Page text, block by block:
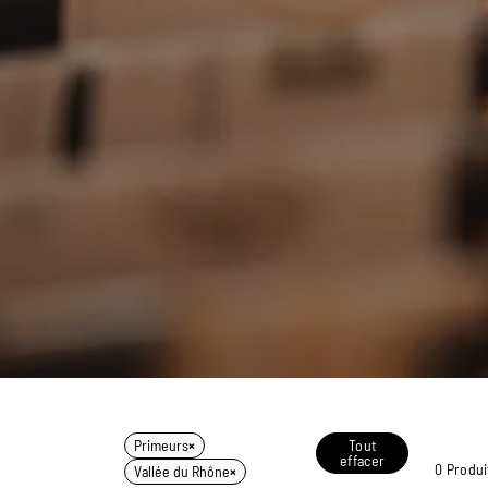
Primeurs×
Vallée du Rhône×
Tout
effacer
0